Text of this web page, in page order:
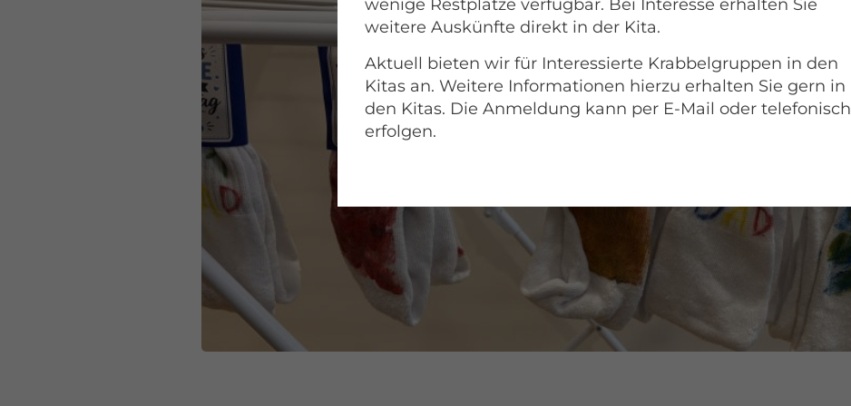
wenige Restplätze verfügbar. Bei Interesse erhalten Sie
weitere Auskünfte direkt in der Kita.
Aktuell bieten wir für Interessierte Krabbelgruppen in den
Kitas an. Weitere Informationen hierzu erhalten Sie gern in
den Kitas. Die Anmeldung kann per E-Mail oder telefonisch
erfolgen.